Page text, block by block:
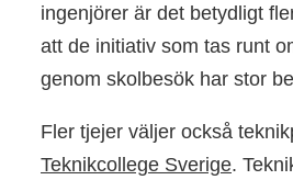
ingenjörer är det betydligt
att de initiativ som tas runt
genom skolbesök har stor
Fler tjejer väljer också
Teknikcollege Sverige.